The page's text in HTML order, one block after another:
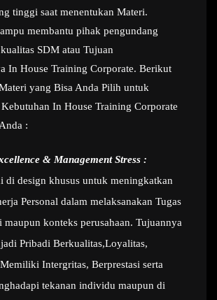
tinggi saat menentukan Materi.
membantu pihak pengundang
SDM atau Tujuan
In House Training Corporate. Berikut
yang Bisa Anda Pilih untuk
In House Training Corporate
:
& Management Stress :
di design khusus untuk meningkatkan
Personal dalam melaksanakan Tugas
maupun konteks perusahaan. Tujuannya
Pribadi Berkualitas,Loyalitas,
Intergritas, Berprestasi serta
tekanan individu maupun di